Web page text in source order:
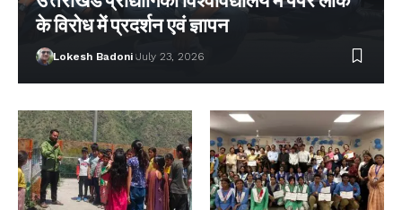
के विरोध में प्रदर्शन एवं ज्ञापन
Lokesh Badoni July 23, 2026